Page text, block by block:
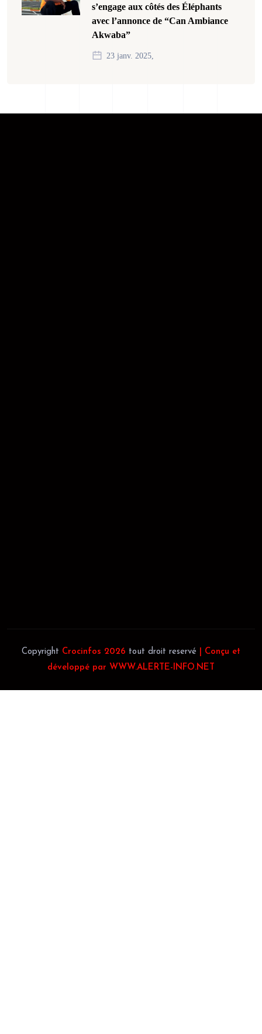
s’engage aux côtés des Éléphants
avec l’annonce de “Can Ambiance
Akwaba”
23 janv. 2025,
Copyright Crocinfos 2026 tout droit reservé
| Conçu et
développé par WWW.ALERTE-INFO.NET